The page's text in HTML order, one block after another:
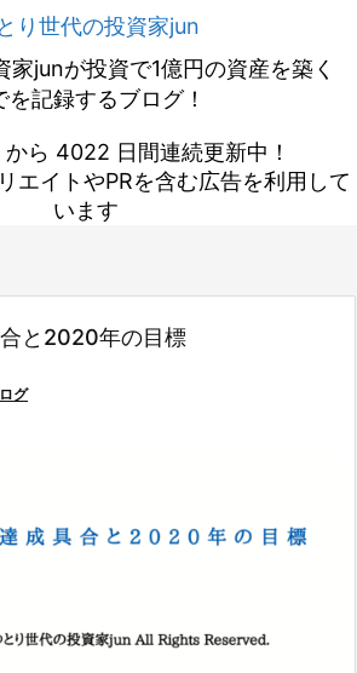
り世代の投資家jun
家junが投資で1億円の資産を築く
を記録するブログ！
ら 4022 日間連続更新中！
エイトやPRを含む広告を利用して
います
と2020年の目標
グ